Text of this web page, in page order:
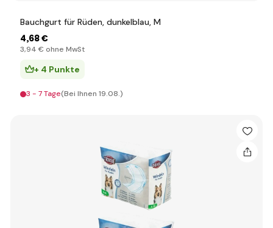
Bauchgurt für Rüden, dunkelblau, M
4,68 €
3,94 € ohne MwSt
+ 4 Punkte
3 - 7 Tage(Bei Ihnen 19.08.)